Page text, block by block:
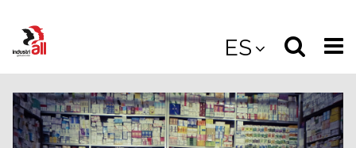
main
ES
Select
the
site